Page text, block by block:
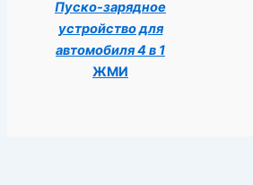
Пуско-зарядное
устройство для
автомобиля 4 в 1
ЖМИ